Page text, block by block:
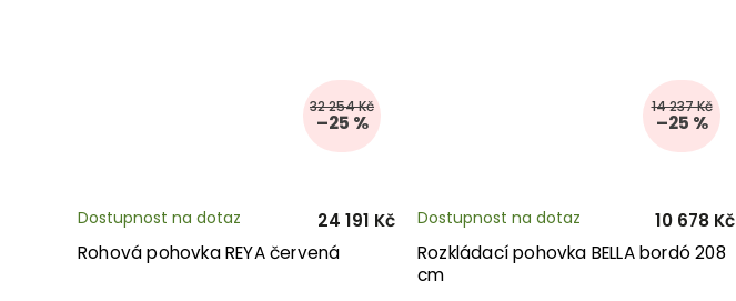
32 254 Kč
–25 %
Rohová pohovka REYA červená
Dostupnost na dotaz 24 191 Kč
14 237 Kč
–25 %
Rozkládací pohovka BELLA bordó 208
cm
Dostupnost na dotaz 10 678 Kč